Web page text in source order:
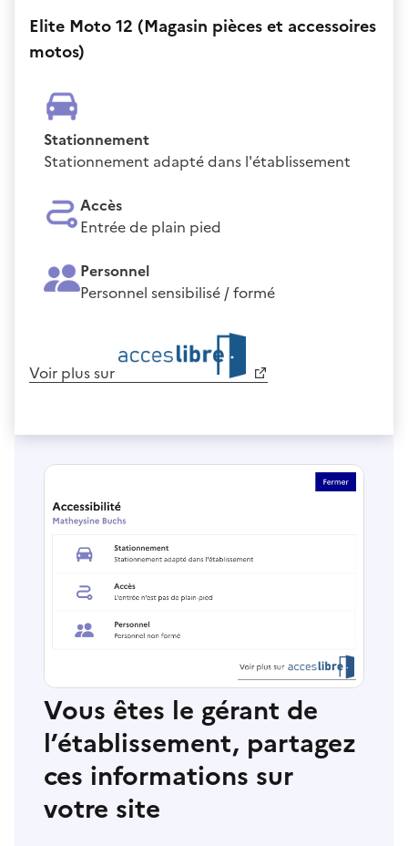
Elite Moto 12 (Magasin pièces et accessoires
motos)
Stationnement
Stationnement adapté dans l'établissement
Accès
Entrée de plain pied
Personnel
Personnel sensibilisé / formé
Voir plus sur
Vous êtes le gérant de
l’établissement, partagez
ces informations sur
votre site